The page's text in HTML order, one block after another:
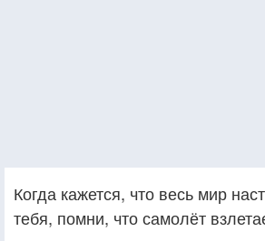
Когда кажется, что весь мир
тебя, помни, что самолёт